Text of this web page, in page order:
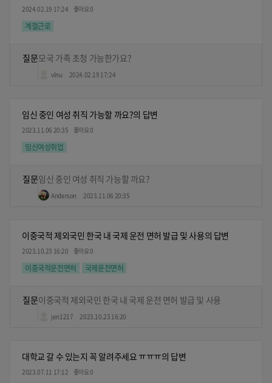
2024.02.19 17:24 좋아요 0
계절근로
질문모국 가족 초청 가능한가요?
vlnu 2024.02.19 17:24
임신 중인 여성 취직 가능할 까요?의 답변
2023.11.06 20:35 좋아요 0
임신여성취업
질문임신 중인 여성 취직 가능할 까요?
Anderson 2023.11.06 20:35
이중국적 제외국민 한국 내 국제 운전 면허 발급 및 사용의 답변
2023.10.23 16:20 좋아요 0
이중국적운전면허 국제운전면허
질문이중국적 제외국민 한국 내 국제 운전 면허 발급 및 사용
jen1217 2023.10.23 16:20
대학교 갈 수 있는지 꼭 알려주세요 ㅠㅠㅠ의 답변
2023.07.11 17:12 좋아요 0